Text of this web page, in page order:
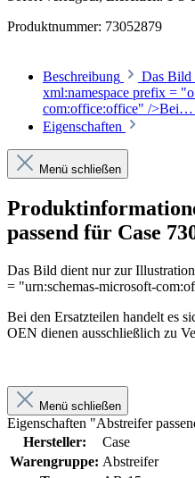
Produktnummer: 73052879
Beschreibung
Das Bild
xml:namespace prefix =
com:office:office" />Bei…
Eigenschaften
Menü schließen
passend für Case
Das Bild dient nur zur
= "urn:schemas-microsoft-
Bei den Ersatzteilen handelt es
OEN dienen ausschließlich zu
Menü schließen
Eigenschaften "Abstreifer
Hersteller:
Case
Warengruppe: Abstreifer